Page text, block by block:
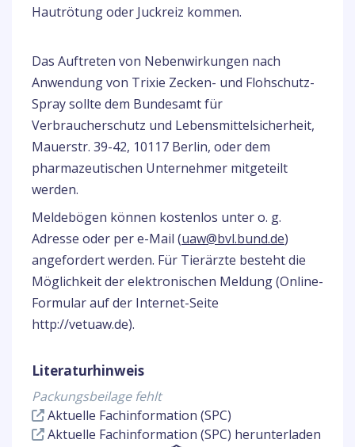
Hautrötung oder Juckreiz kommen.
Das Auftreten von Nebenwirkungen nach
Anwendung von Trixie Zecken- und Flohschutz-
Spray sollte dem Bundesamt für
Verbraucherschutz und Lebensmittelsicherheit,
Mauerstr. 39-42, 10117 Berlin, oder dem
pharmazeutischen Unternehmer mitgeteilt
werden.
Meldebögen können kostenlos unter o. g.
Adresse oder per e-Mail (uaw@bvl.bund.de)
angefordert werden. Für Tierärzte besteht die
Möglichkeit der elektronischen Meldung (Online-
Formular auf der Internet-Seite
http://vetuaw.de).
Literaturhinweis
Packungsbeilage fehlt
Aktuelle Fachinformation (SPC)
Aktuelle Fachinformation (SPC) herunterladen